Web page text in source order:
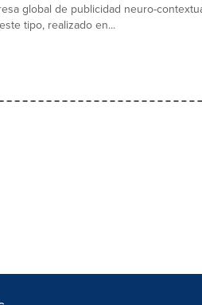
global de publicidad neuro-
tipo, realizado en...